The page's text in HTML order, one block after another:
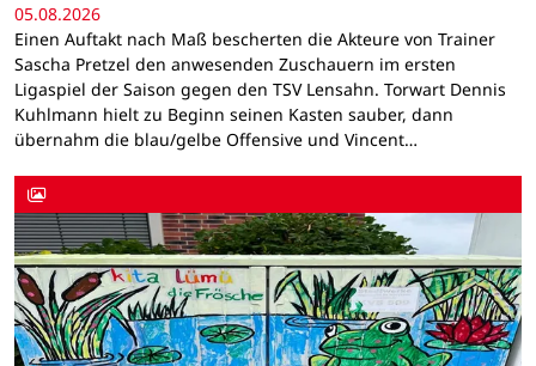
05.08.2026
Einen Auftakt nach Maß bescherten die Akteure von Trainer
Sascha Pretzel den anwesenden Zuschauern im ersten
Ligaspiel der Saison gegen den TSV Lensahn. Torwart Dennis
Kuhlmann hielt zu Beginn seinen Kasten sauber, dann
übernahm die blau/gelbe Offensive und Vincent…